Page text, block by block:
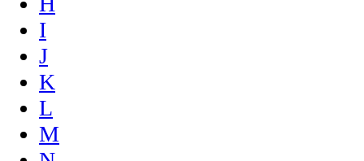
I
J
K
L
M